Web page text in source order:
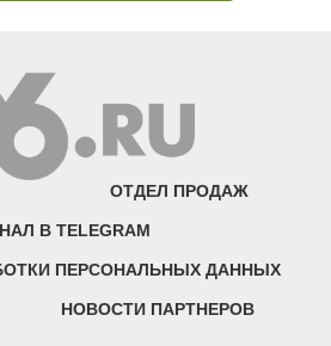
ОТДЕЛ ПРОДАЖ
В TELEGRAM
ПЕРСОНАЛЬНЫХ ДАННЫХ
НОВОСТИ ПАРТНЕРОВ